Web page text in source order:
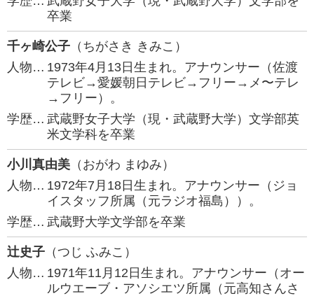
卒業
千ヶ崎公子 （ちがさき きみこ）
人物… 1973年4月13日生まれ。アナウンサー（佐渡
テレビ→愛媛朝日テレビ→フリー→メ〜テレ
→フリー）。
学歴… 武蔵野女子大学（現・武蔵野大学）文学部英
米文学科を卒業
小川真由美 （おがわ まゆみ）
人物… 1972年7月18日生まれ。アナウンサー（ジョ
イスタッフ所属（元ラジオ福島））。
学歴… 武蔵野大学文学部を卒業
辻史子 （つじ ふみこ）
人物… 1971年11月12日生まれ。アナウンサー（オー
ルウエーブ・アソシエツ所属（元高知さんさ